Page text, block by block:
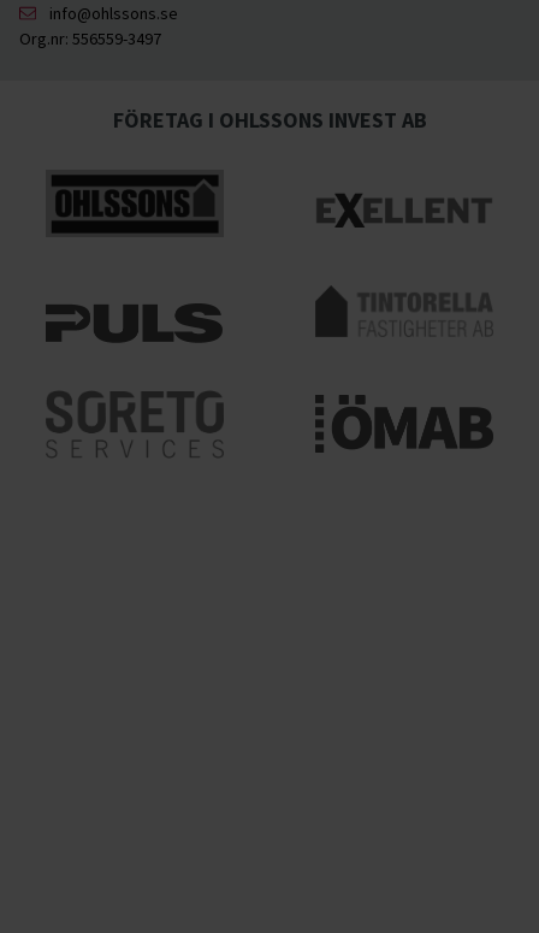
info@ohlssons.se
Org.nr: 556559-3497
FÖRETAG I OHLSSONS INVEST AB